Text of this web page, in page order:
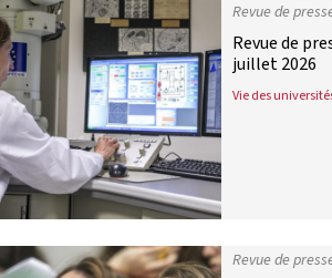
Revue de
Revue de
juillet 2026
Vie des
Revue de
Revue de